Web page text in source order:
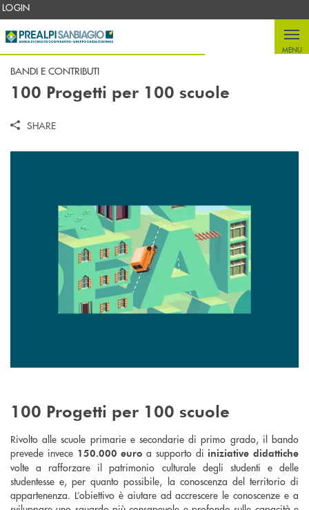
Salta al contenuto principale
LOGIN
MENU
BANDI E CONTRIBUTI
100 Progetti per 100 scuole
SHARE
100 Progetti per 100 scuole
Rivolto alle scuole primarie e secondarie di primo grado, il bando
prevede invece 150.000 euro a supporto di iniziative didattiche
volte a rafforzare il patrimonio culturale degli studenti e delle
studentesse e, per quanto possibile, la conoscenza del territorio di
appartenenza. L’obiettivo è aiutare ad accrescere le conoscenze e a